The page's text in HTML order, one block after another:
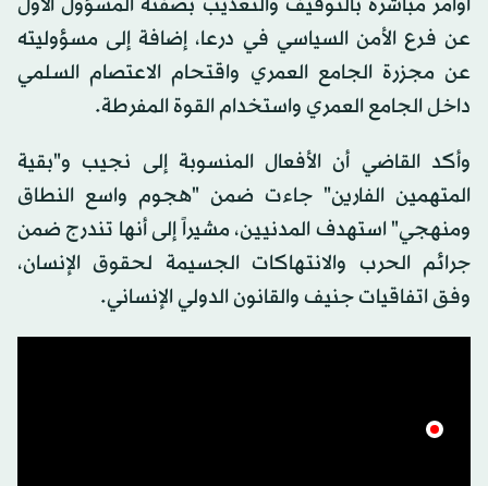
عن فرع الأمن السياسي في درعا، إضافة إلى مسؤوليته
عن مجزرة الجامع العمري واقتحام الاعتصام السلمي
داخل الجامع العمري واستخدام القوة المفرطة.
وأكد القاضي أن الأفعال المنسوبة إلى نجيب و"بقية
المتهمين الفارين" جاءت ضمن "هجوم واسع النطاق
ومنهجي" استهدف المدنيين، مشيراً إلى أنها تندرج ضمن
جرائم الحرب والانتهاكات الجسيمة لحقوق الإنسان،
وفق اتفاقيات جنيف والقانون الدولي الإنساني.